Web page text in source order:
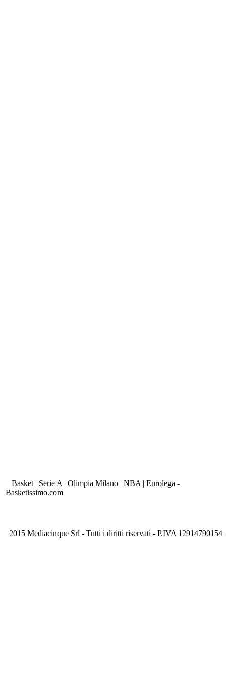
Basket | Serie A | Olimpia Milano | NBA | Eurolega -
Basketissimo.com
2015 Mediacinque Srl - Tutti i diritti riservati - P.IVA 12914790154